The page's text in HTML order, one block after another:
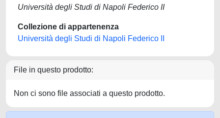
Università degli Studi di Napoli Federico II
Collezione di appartenenza
Università degli Studi di Napoli Federico II
File in questo prodotto:
Non ci sono file associati a questo prodotto.